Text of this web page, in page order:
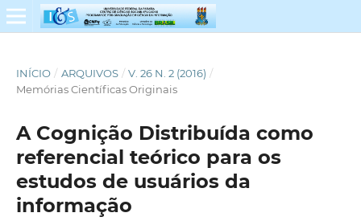
INÍCIO / ARQUIVOS / V. 26 N. 2 (2016) /
Memórias Científicas Originais
A Cognição Distribuída como
referencial teórico para os
estudos de usuários da
informação